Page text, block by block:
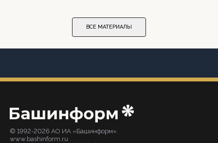
ВСЕ МАТЕРИАЛЫ
© 1992-2026 АО ИА «Башинформ».
www.bashinform.ru